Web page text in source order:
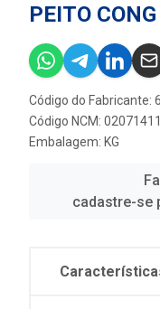
PEITO
Código do Fabricante:
Código NCM: 02071411
Embalagem: KG
cadastre-se